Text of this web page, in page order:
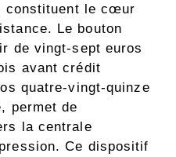
constituent le cœur
Le bouton
de vingt-sept euros
avant crédit
quatre-vingt-quinze
permet de
la centrale
Ce dispositif